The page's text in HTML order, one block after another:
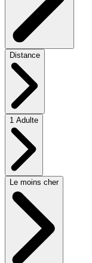
Distance
1 Adulte
Le moins cher